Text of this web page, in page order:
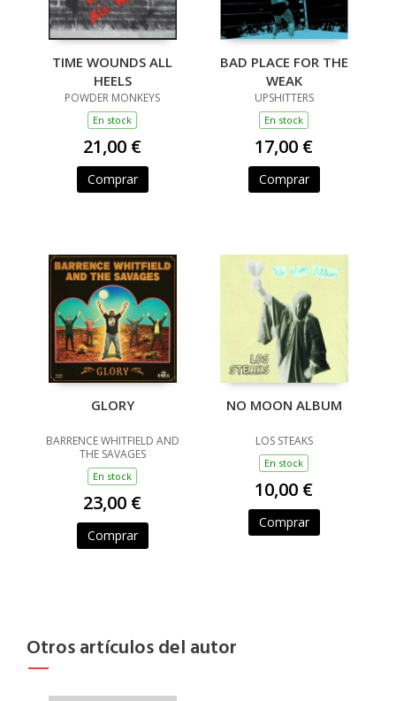
TIME WOUNDS ALL
HEELS
POWDER MONKEYS
En stock
21,00 €
Comprar
BAD PLACE FOR THE
WEAK
UPSHITTERS
En stock
17,00 €
Comprar
GLORY
BARRENCE WHITFIELD AND
THE SAVAGES
En stock
23,00 €
Comprar
NO MOON ALBUM
LOS STEAKS
En stock
10,00 €
Comprar
Otros artículos del autor